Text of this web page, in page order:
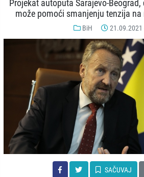
Projekat autoputa Sarajevo-
može pomoći smanjenju tenzija
BiH 21.09.2021
SAČUVAJ